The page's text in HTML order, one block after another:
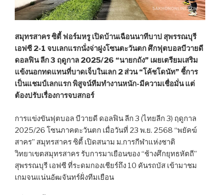
สมุทรสาคร ซิตี้ ฟอร์มหรู เปิดบ้านเฉือนนาทีบาป สุพรรณบุรี
เอฟซี 2-1 จบเลกแรกนั่งจ่าฝูงโซนตะวันตก ศึกฟุตบอลบีวายดี
ดอลฟิน ลีก 3 ฤดูกาล 2025/26 “นายกถัง” เผยเตรียมเสริม
แข้งนอกทดแทนที่บาดเจ็บในเลก 2 ส่วน “โค้ชโดนัท” ชี้การ
เป็นแชมป์เลกแรก พิสูจน์ทีมทำงานหนัก-มีความเชื่อมั่น แต่
ต้องปรับเรื่องการจบสกอร์
การแข่งขันฟุตบอล บีวายดี ดอลฟิน ลีก 3 (ไทยลีก 3) ฤดูกาล
2025/26 โซนภาคตะวันตก เมื่อวันที่ 23 พ.ย. 2568 “พยัคฆ์
สาคร” สมุทรสาคร ซิตี้ เปิดสนาม ม.การกีฬาแห่งชาติ
วิทยาเขตสมุทรสาคร รับการมาเยือนของ “ช้างศึกยุทธหัตถี”
สุพรรณบุรี เอฟซี ที่ระดมกองเชียร์ถึง 10 คันรถบัส เข้ามาชม
เกมจนแน่นอัฒจันทร์ฝั่งทีมเยือน